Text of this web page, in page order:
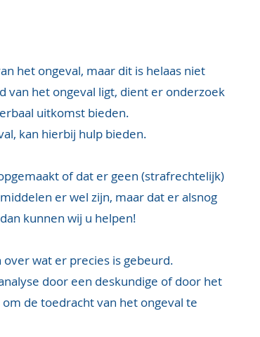
het ongeval, maar dit is helaas niet
van het ongeval ligt, dient er onderzoek
uitkomst bieden.
kan hierbij hulp bieden.
of dat er geen (strafrechtelijk)
er wel zijn, maar dat er alsnog
kunnen wij u helpen!
wat er precies is gebeurd.
door een deskundige of door het
de toedracht van het ongeval te